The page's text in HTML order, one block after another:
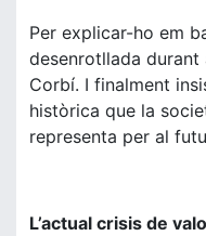
Per explicar-ho em
desenrotllada durant
Corbí. I finalment
històrica que la
representa per al
L’actual crisis de